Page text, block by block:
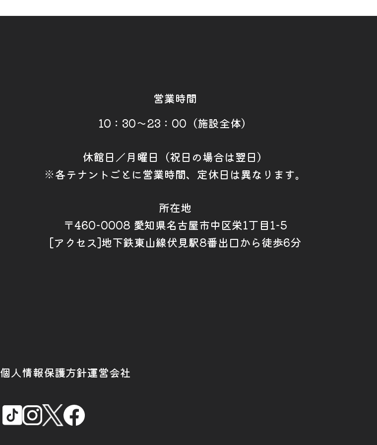
営業時間
10：30～23：00（施設全体）
休館日／月曜日（祝日の場合は翌日）
※各テナントごとに営業時間、定休日は異なります。
所在地
〒460-0008 愛知県名古屋市中区栄1丁目1-5
[アクセス]地下鉄東山線伏見駅8番出口から徒歩6分
個人情報保護方針運営会社